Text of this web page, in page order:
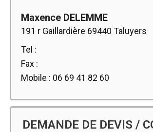
Maxence DELEMME
191 r Gaillardière 69440 Taluyers
Tel :
Fax :
Mobile : 06 69 41 82 60
DEMANDE DE DEVIS /